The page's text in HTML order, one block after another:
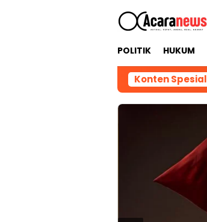
POLITIK HUKUM
Konten Spesial